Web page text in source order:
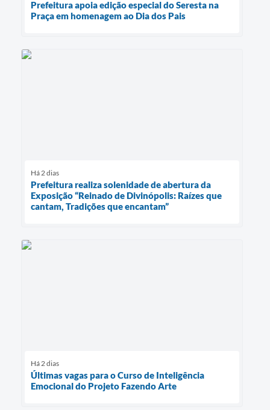
Prefeitura apoia edição especial do Seresta na
Praça em homenagem ao Dia dos Pais
Há 2 dias
Prefeitura realiza solenidade de abertura da
Exposição “Reinado de Divinópolis: Raízes que
cantam, Tradições que encantam”
Há 2 dias
Últimas vagas para o Curso de Inteligência
Emocional do Projeto Fazendo Arte